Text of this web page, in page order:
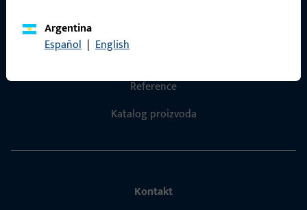
Argentina
Español | English
Reference
Katalog proizvoda
Kontakt